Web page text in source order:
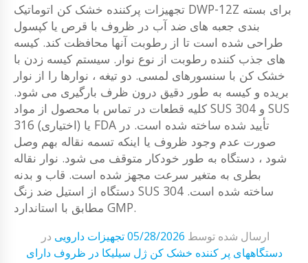
تجهیزات پرکننده خشک کن اتوماتیک DWP-12Z برای بسته
بندی جعبه های ضد آب در ظروف با قرص یا کپسول
طراحی شده است تا از رطوبت آنها محافظت کند. کیسه
های جذب کننده رطوبت از نوع نوار. سیستم کیسه زدن با
خشک کن با سنسورهای لمسی. دو تیغه ، نوارها را از نوار
بریده و کیسه به طور دقیق درون ظرف بارگیری می شود.
کلیه قطعات در تماس با محصول از مواد SUS 304 و SUS
316 (اختیاری) یا FDA تأیید شده ساخته شده است. در
صورت عدم وجود ظروف یا اینکه تسمه نقاله بهم وصل
شود ، دستگاه به طور خودکار متوقف می شود. نوار نقاله
بطری به متغیر سرعت مجهز شده است. قاب و بدنه
دستگاه از استیل ضد زنگ SUS 304 ساخته شده است.
مطابق با استاندارد GMP.
ارسال شده توسط 05/28/2026تجهیزات دارویی در
دستگاههای پر کننده خشک کن ژل سیلیکا در ظروف دارای